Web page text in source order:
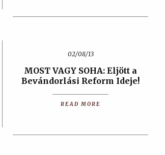
02/08/13
MOST VAGY SOHA: Eljött a
Bevándorlási Reform Ideje!
READ MORE